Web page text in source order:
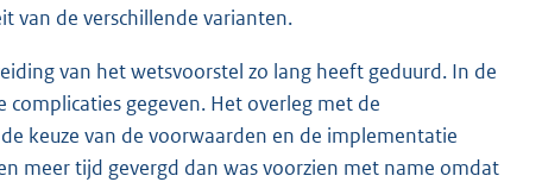
van de verschillende varianten.
van het wetsvoorstel zo lang heeft geduurd. In de
gegeven. Het overleg met de
keuze van de voorwaarden en de implementatie
meer tijd gevergd dan was voorzien met name omdat